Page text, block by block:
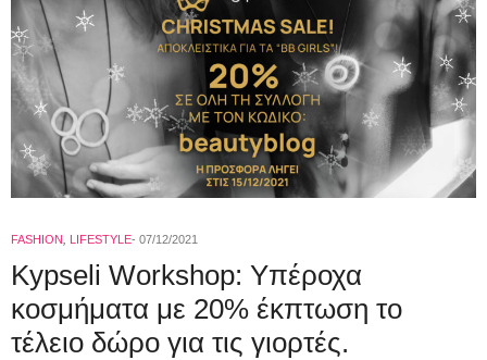
FASHION LIFESTYLE 07/12/2021
Kypseli Workshop: Υπέροχα
κοσμήματα με 20% έκπτωση το
τέλειο δώρο για τις γιορτές.